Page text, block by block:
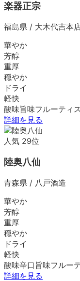
楽器正宗
福島県 / 大木代吉本
華やか
芳醇
重厚
穏やか
ドライ
軽快
酸味旨味フルーティ
詳細を見る
人気 29位
陸奥八仙
青森県 / 八戸酒造
華やか
芳醇
重厚
穏やか
ドライ
軽快
酸味辛口 旨味フルー
詳細を見る